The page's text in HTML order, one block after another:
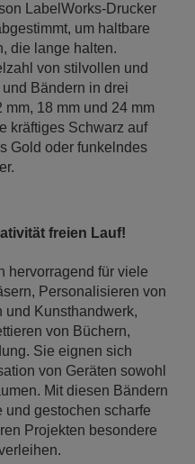
LabelWorks-Drucker
um haltbare
die lange halten.
von stilvollen und
Bändern in drei
18 mm und 24 mm
kräftiges Schwarz auf
Gold oder funkelndes
freien Lauf!
hervorragend für viele
Personalisieren von
und Kunsthandwerk,
von Büchern,
Sie eignen sich
von Geräten sowohl
Mit diesen Bändern
gestochen scharfe
Projekten besondere